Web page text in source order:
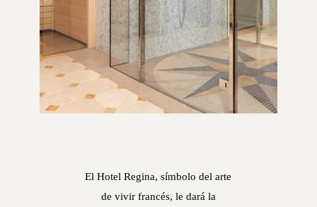
El Hotel Regina, símbolo del arte
de vivir francés, le dará la